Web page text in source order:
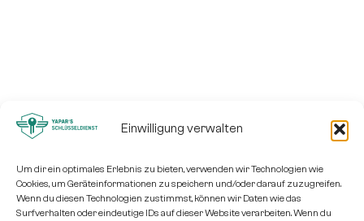
Einwilligung verwalten
Um dir ein optimales Erlebnis zu bieten, verwenden wir Technologien wie
Cookies, um Geräteinformationen zu speichern und/oder darauf zuzugreifen.
Wenn du diesen Technologien zustimmst, können wir Daten wie das
Surfverhalten oder eindeutige IDs auf dieser Website verarbeiten. Wenn du